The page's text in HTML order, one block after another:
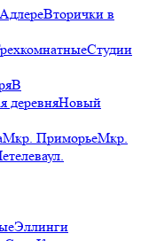
Вторички в
Студии
В
деревняНовый
Мкр. ПриморьеМкр.
ул.
Эллинги